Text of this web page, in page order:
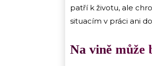
patří k životu, ale
situacím v práci ani
Na vině může